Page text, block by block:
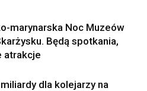
marynarska Noc Muzeów
Będą spotkania,
atrakcje
dla kolejarzy na